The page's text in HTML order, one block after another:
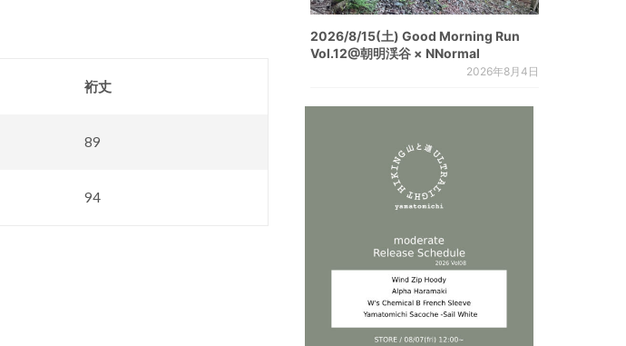
裄丈
89
94
2026/8/15(土) Good Morning Run
Vol.12@朝明渓谷 × NNormal
2026年8月4日